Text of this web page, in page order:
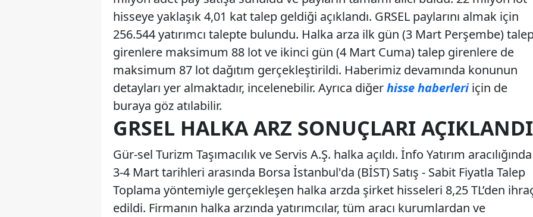
hisseye yaklaşık 4,01 kat talep geldiği açıklandı. GRSEL paylarını almak için
256.544 yatırımcı talepte bulundu. Halka arza ilk gün (3 Mart Perşembe)
girenlere maksimum 88 lot ve ikinci gün (4 Mart Cuma) talep girenlere de
maksimum 87 lot dağıtım gerçekleştirildi. Haberimiz devamında konunun
detayları yer almaktadır, incelenebilir. Ayrıca diğerhisse haberleriiçin de
buraya göz atılabilir.
GRSEL HALKA ARZ SONUÇLARI AÇIKLANDI
Gür-sel Turizm Taşımacılık ve Servis A.Ş. halka açıldı. İnfo Yatırım aracılığında
3-4 Mart tarihleri arasında Borsa İstanbul'da (BİST) Satış - Sabit Fiyatla Talep
Toplama yöntemiyle gerçekleşen halka arzda şirket hisseleri 8,25 TL’den
edildi. Firmanın halka arzında yatırımcılar, tüm aracı kurumlardan ve